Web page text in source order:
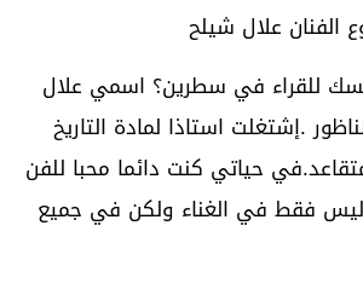
الفنان علال شيلح
للقراء في سطرين؟ اسمي علال
.إشتغلت استاذا لمادة التاريخ
حياتي كنت دائما محبا للفن
ليس فقط في الغناء ولكن في جميع